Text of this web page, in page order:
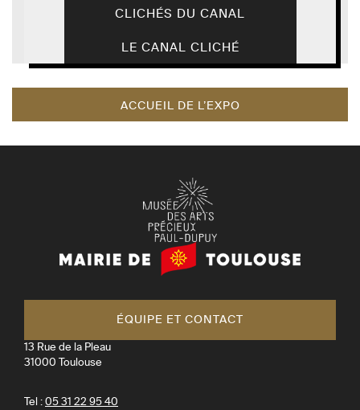
CLICHÉS DU CANAL
LE CANAL CLICHÉ
ACCUEIL DE L’EXPO
Mairie
de
ÉQUIPE ET CONTACT
13 Rue de la Pleau
31000
Toulouse
Tel : 05 31 22 95 40